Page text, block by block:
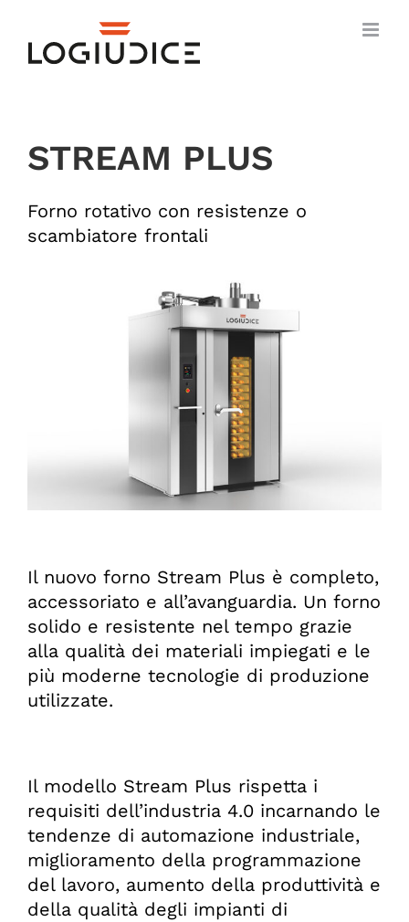
contenuto
STREAM PLUS
Forno rotativo con resistenze o
scambiatore frontali
Il nuovo forno Stream Plus è completo,
accessoriato e all’avanguardia. Un forno
solido e resistente nel tempo grazie
alla qualità dei materiali impiegati e le
più moderne tecnologie di produzione
utilizzate.
Il modello Stream Plus rispetta i
requisiti dell’industria 4.0 incarnando le
tendenze di automazione industriale,
miglioramento della programmazione
del lavoro, aumento della produttività e
della qualità degli impianti di